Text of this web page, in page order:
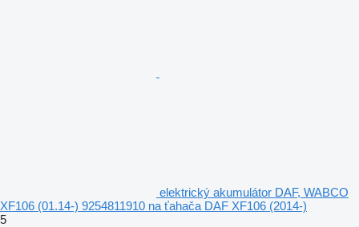
elektrický akumulátor DAF, WABCO
XF106 (01.14-) 9254811910 na ťahača DAF XF106 (2014-)
5